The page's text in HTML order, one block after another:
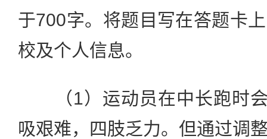
于700字。将题目写在答题卡
校及个人信息。
（1）运动员在中长跑时会
吸艰难，四肢乏力。但通过调